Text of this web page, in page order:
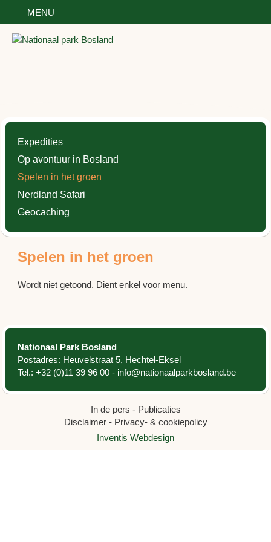
VOOR KINDEREN
ONTDEK
MENU
Expedities
Op avontuur in Bosland
Spelen in het groen
Nerdland Safari
Geocaching
Spelen in het groen
Wordt niet getoond. Dient enkel voor menu.
Nationaal Park Bosland
Postadres: Heuvelstraat 5, Hechtel-Eksel
Tel.: +32 (0)11 39 96 00- info@nationaalparkbosland.be
In de pers - Publicaties
Disclaimer- Privacy- & cookiepolicy
Inventis Webdesign